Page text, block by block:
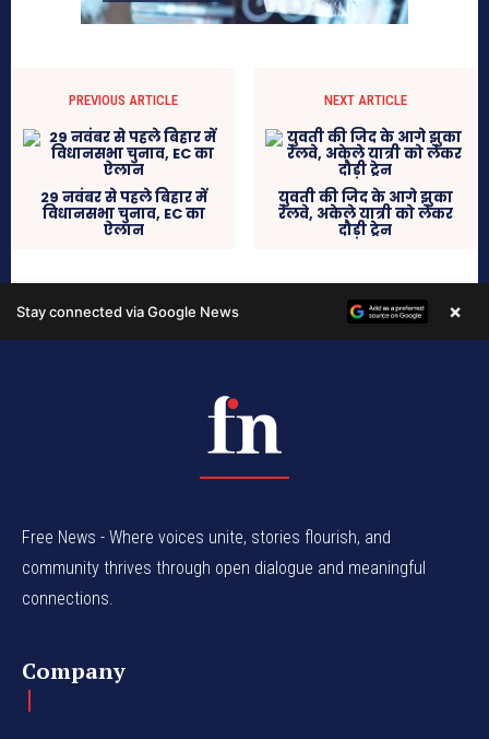
Free News - Where voices unite, stories flourish, and
community thrives through open dialogue and meaningful
connections.
Company